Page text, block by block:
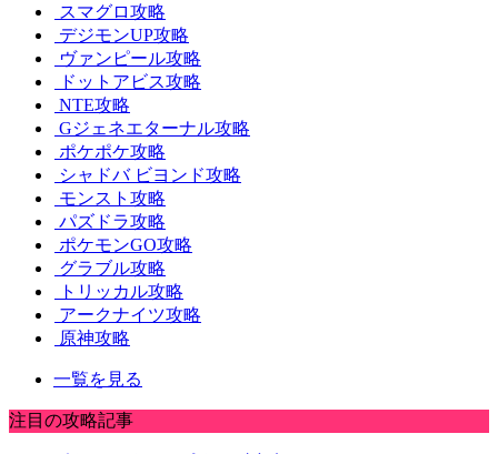
スマグロ攻略
デジモンUP攻略
ヴァンピール攻略
ドットアビス攻略
NTE攻略
Gジェネエターナル攻略
ポケポケ攻略
シャドバ ビヨンド攻略
モンスト攻略
パズドラ攻略
ポケモンGO攻略
グラブル攻略
トリッカル攻略
アークナイツ攻略
原神攻略
一覧を見る
注目の攻略記事